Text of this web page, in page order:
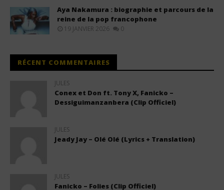
Aya Nakamura : biographie et parcours de la
reine de la pop francophone
19 JANVIER 2026 0
RÉCENT COMMENTAIRES
JULES
Conex et Don ft. Tony X, Fanicko –
Dessiguimanzanbera (Clip Officiel)
JULES
Jeady Jay – Olé Olé (Lyrics + Translation)
JULES
Fanicko – Folies (Clip Officiel)